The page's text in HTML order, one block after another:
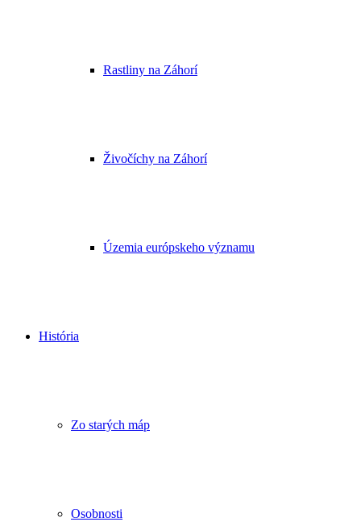
Rastliny na Záhorí
Živočíchy na Záhorí
Územia európskeho významu
História
Zo starých máp
Osobnosti